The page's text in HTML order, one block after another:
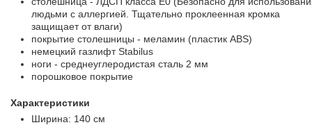
людьми с аллергией. Тщательно проклеенная кромка
защищает от влаги)
покрытие столешницы - меламин (пластик ABS)
немецкий газлифт Stabilus
ноги - среднеуглеродистая сталь 2 мм
порошковое покрытие
Характеристики
Ширина: 140 см